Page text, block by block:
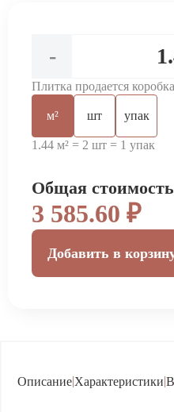
-
Плитка продается
м² шт упак
1.44 м² = 2 шт = 1 упак
Общая стоимость
3 585.60 ₽
Добавить в
Описание|Характеристики|